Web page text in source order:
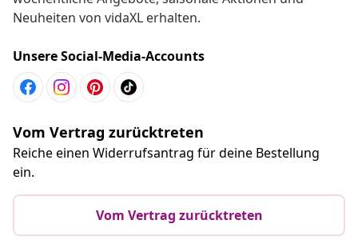
Neuheiten von vidaXL erhalten.
Unsere Social-Media-Accounts
Vom Vertrag zurücktreten
Reiche einen Widerrufsantrag für deine Bestellung
ein.
Vom Vertrag zurücktreten